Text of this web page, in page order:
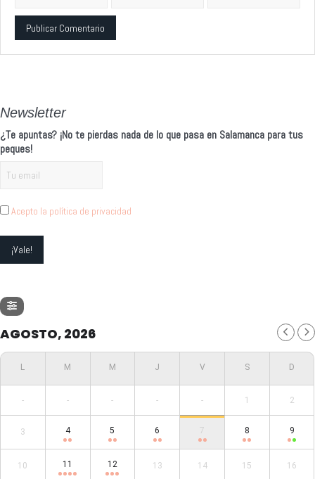
Newsletter
¿Te apuntas? ¡No te pierdas nada de lo que pasa en Salamanca para tus
peques!
Acepto la política de privacidad
AGOSTO, 2026
- - - - - 1 2
3 4 5 6 7 8 9
10 11 12 13 14 15 16